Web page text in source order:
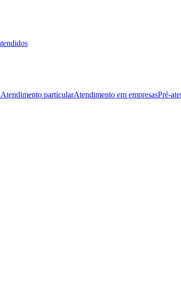
Atendimento particularAtendimento em empresasPré-